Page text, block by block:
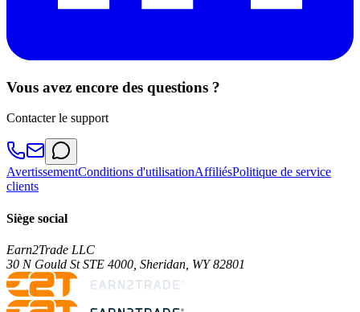
Vous avez encore des questions ?
Contacter le support
AvertissementConditions d'utilisationAffiliésPolitique de service
clients
Siège social
Earn2Trade LLC
30 N Gould St STE 4000, Sheridan, WY 82801